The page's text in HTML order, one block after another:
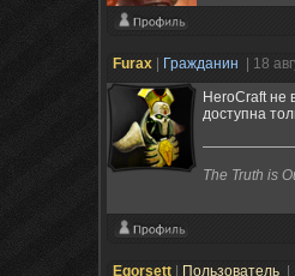
Furax Гражданин
| 18
HeroCraft не
доступна
The Truth is
Egorsett Пользователь